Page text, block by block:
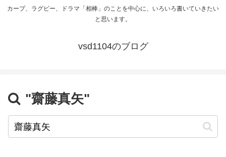
カープ、ラグビー、ドラマ「相棒」のことを中心に、いろいろ書いていきたい
と思います。
vsd1104のブログ
"齋藤真矢"